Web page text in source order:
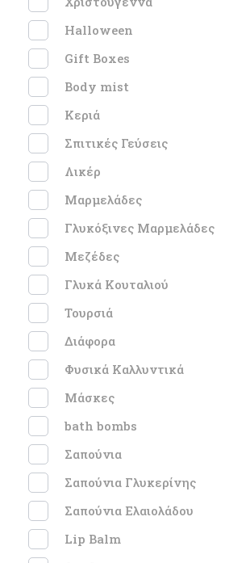
Halloween
Gift Boxes
Body mist
Κεριά
Σπιτικές Γεύσεις
Λικέρ
Μαρμελάδες
Γλυκόξινες Μαρμελάδες
Μεζέδες
Γλυκά Κουταλιού
Τουρσιά
Διάφορα
Φυσικά Καλλυντικά
Μάσκες
bath bombs
Σαπούνια
Σαπούνια Γλυκερίνης
Σαπούνια Ελαιολάδου
Lip Balm